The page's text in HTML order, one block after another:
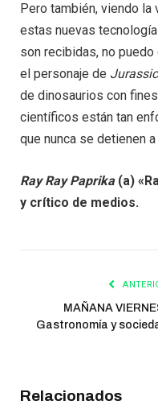
Pero también, viendo la
estas nuevas
son recibidas, no
el personaje de
de dinosaurios con
científicos están tan
que nunca se detienen
Ray Ray Paprika(a)
y crítico de medios.
MAÑANA
Gastronomía y
Relacionados